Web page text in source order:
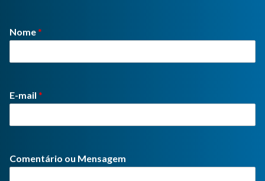
Nome*
E-mail *
Comentário ou Mensagem